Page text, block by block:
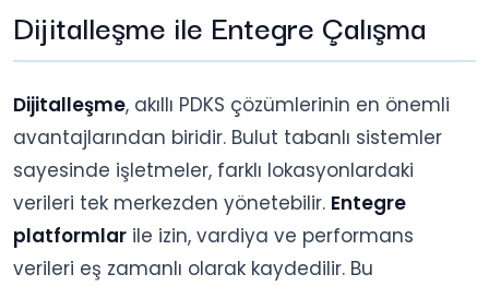
Dijitalleşme ile Entegre Çalışma
Dijitalleşme, akıllı PDKS çözümlerinin en önemli
avantajlarından biridir. Bulut tabanlı sistemler
sayesinde işletmeler, farklı lokasyonlardaki
verileri tek merkezden yönetebilir. Entegre
platformlar ile izin, vardiya ve performans
verileri eş zamanlı olarak kaydedilir. Bu